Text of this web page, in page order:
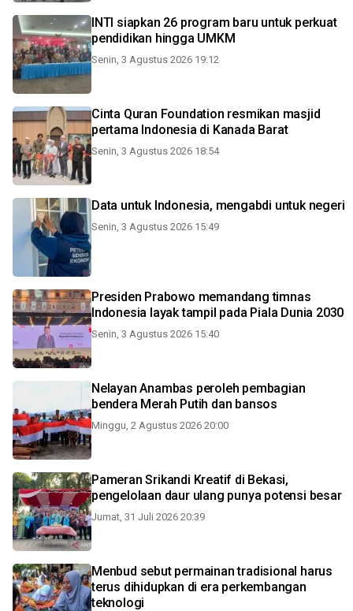
INTI siapkan 26 program baru untuk perkuat
pendidikan hingga UMKM
Senin, 3 Agustus 2026 19:12
Cinta Quran Foundation resmikan masjid
pertama Indonesia di Kanada Barat
Senin, 3 Agustus 2026 18:54
Data untuk Indonesia, mengabdi untuk negeri
Senin, 3 Agustus 2026 15:49
Presiden Prabowo memandang timnas
Indonesia layak tampil pada Piala Dunia 2030
Senin, 3 Agustus 2026 15:40
Nelayan Anambas peroleh pembagian
bendera Merah Putih dan bansos
Minggu, 2 Agustus 2026 20:00
Pameran Srikandi Kreatif di Bekasi,
pengelolaan daur ulang punya potensi besar
Jumat, 31 Juli 2026 20:39
Menbud sebut permainan tradisional harus
terus dihidupkan di era perkembangan
teknologi